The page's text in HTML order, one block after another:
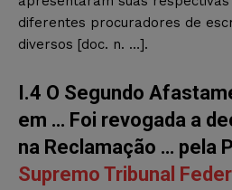
diferentes procuradores de
diversos [doc. n. …].
I.4 O Segundo
em … Foi revogada a
na Reclamação … pela
Supremo Tribunal